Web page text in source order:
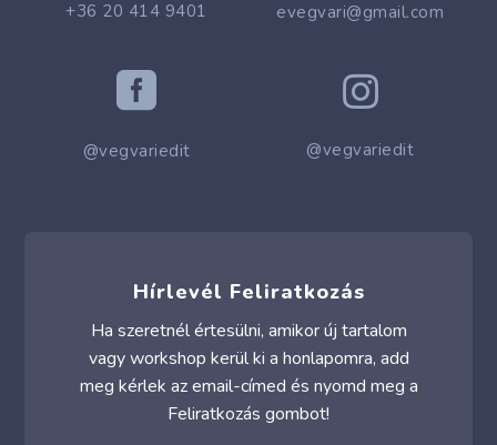
+36 20 414 9401 evegvari@gmail.com

@vegvariedit

@vegvariedit
Hírlevél Feliratkozás
Ha szeretnél értesülni, amikor új tartalom
vagy workshop kerül ki a honlapomra, add
meg kérlek az email-címed és nyomd meg a
Feliratkozás gombot!